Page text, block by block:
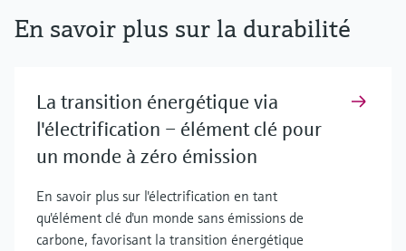
En savoir plus sur la durabilité
La transition énergétique via
l'électrification – élément clé pour
un monde à zéro émission
En savoir plus sur l'électrification en tant
qu'élément clé d'un monde sans émissions de
carbone, favorisant la transition énergétique